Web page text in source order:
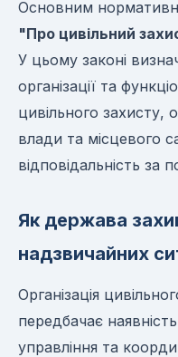
Основним
"Про цивільний
У цьому законі
організації та
цивільного захисту,
влади та місцевого
відповідальність за
Як держава
надзвичайних
Організація
передбачає
управління та